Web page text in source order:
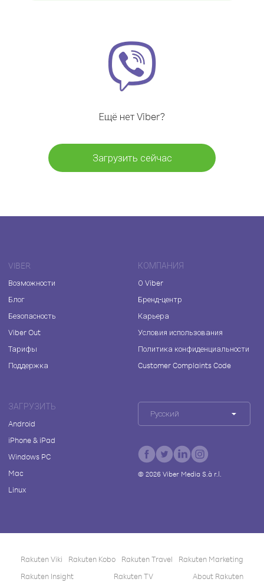
Ещё нет Viber?
Загрузить сейчас
VIBER
Возможности
Блог
Безопасность
Viber Out
Тарифы
Поддержка
КОМПАНИЯ
О Viber
Бренд-центр
Карьера
Условия использования
Политика конфиденциальности
Customer Complaints Code
ЗАГРУЗИТЬ
Android
iPhone & iPad
Windows PC
Mac
Linux
Русский
© 2026Viber Media S.à r.l.
Rakuten Viki Rakuten Kobo Rakuten Travel
Rakuten Marketing
Rakuten Insight
Rakuten TV About Rakuten